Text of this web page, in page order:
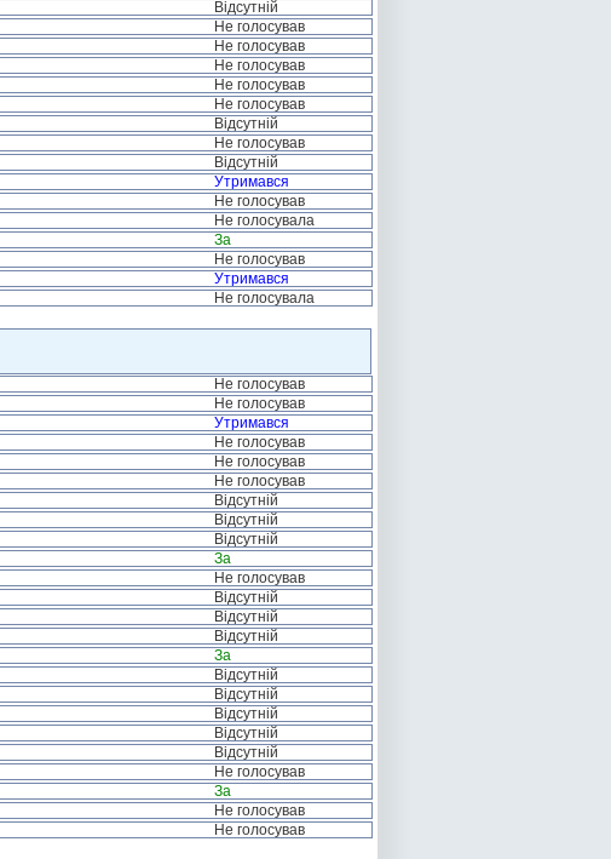
Відсутній
Не голосував
Не голосував
Не голосував
Не голосував
Не голосував
Відсутній
Не голосував
Відсутній
Утримався
Не голосував
Не голосувала
За
Не голосував
Утримався
Не голосувала
Не голосував
Не голосував
Утримався
Не голосував
Не голосував
Не голосував
Відсутній
Відсутній
Відсутній
За
Не голосував
Відсутній
Відсутній
Відсутній
За
Відсутній
Відсутній
Відсутній
Відсутній
Відсутній
Не голосував
За
Не голосував
Не голосував